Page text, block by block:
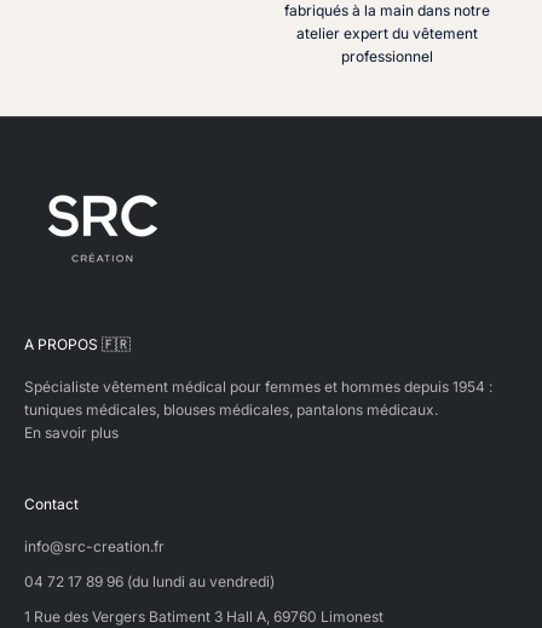
fabriqués à la main dans notre
atelier expert du vêtement
professionnel
A PROPOS 🇫🇷
Spécialiste vêtement médical pour femmes et hommes depuis 1954 :
tuniques médicales, blouses médicales, pantalons médicaux.
En savoir plus
Contact
info@src-creation.fr
04 72 17 89 96 (du lundi au vendredi)
1 Rue des Vergers Batiment 3 Hall A, 69760 Limonest